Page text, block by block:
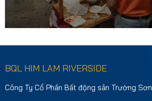
BQL HIM LAM RIVERSIDE
Công Ty Cổ Phần Bất động sản Trường Sơn